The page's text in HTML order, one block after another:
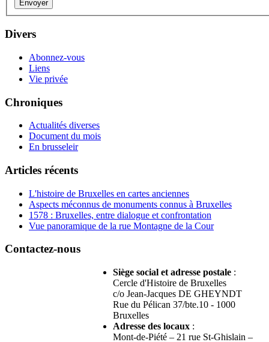
Divers
Abonnez-vous
Liens
Vie privée
Chroniques
Actualités diverses
Document du mois
En brusseleir
Articles récents
L'histoire de Bruxelles en cartes anciennes
Aspects méconnus de monuments connus à Bruxelles
1578 : Bruxelles, entre dialogue et confrontation
Vue panoramique de la rue Montagne de la Cour
Contactez-nous
Siège social et adresse postale :
Cercle d'Histoire de Bruxelles
c/o Jean-Jacques DE GHEYNDT
Rue du Pélican 37/bte.10 - 1000
Bruxelles
Adresse des locaux :
Mont-de-Piété – 21 rue St-Ghislain –